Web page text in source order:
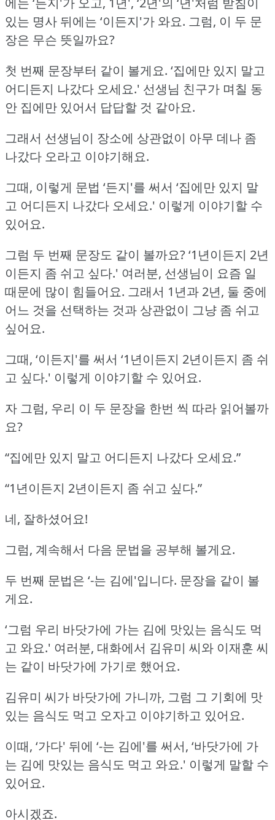
있는 명사 뒤에는 ‘이든지'가 와요. 그럼, 이 두 문
장은 무슨 뜻일까요?
첫 번째 문장부터 같이 볼게요. ‘집에만 있지 말고
어디든지 나갔다 오세요.' 선생님 친구가 며칠 동
안 집에만 있어서 답답할 것 같아요.
그래서 선생님이 장소에 상관없이 아무 데나 좀
나갔다 오라고 이야기해요.
그때, 이렇게 문법 ‘든지'를 써서 ‘집에만 있지 말
고 어디든지 나갔다 오세요.' 이렇게 이야기할 수
있어요.
그럼 두 번째 문장도 같이 볼까요?‘1년이든지 2년
이든지 좀 쉬고 싶다.' 여러분, 선생님이 요즘 일
때문에 많이 힘들어요. 그래서 1년과 2년, 둘 중에
어느 것을 선택하는 것과 상관없이 그냥 좀 쉬고
싶어요.
그때, ‘이든지'를 써서 ‘1년이든지 2년이든지 좀 쉬
고 싶다.' 이렇게 이야기할 수 있어요.
자 그럼, 우리 이 두 문장을 한번 씩 따라 읽어볼까
요?
“집에만 있지 말고 어디든지 나갔다 오세요.”
“1년이든지 2년이든지 좀 쉬고 싶다.”
네, 잘하셨어요!
그럼, 계속해서 다음 문법을 공부해 볼게요.
두 번째 문법은 ‘-는 김에'입니다. 문장을 같이 볼
게요.
‘그럼 우리 바닷가에 가는 김에 맛있는 음식도 먹
고 와요.' 여러분, 대화에서 김유미 씨와 이재훈 씨
는 같이 바닷가에 가기로 했어요.
김유미 씨가 바닷가에 가니까, 그럼 그 기회에 맛
있는 음식도 먹고 오자고 이야기하고 있어요.
이때, ‘가다' 뒤에 ‘-는 김에'를 써서, ‘바닷가에 가
는 김에 맛있는 음식도 먹고 와요.' 이렇게 말할 수
있어요.
아시겠죠.